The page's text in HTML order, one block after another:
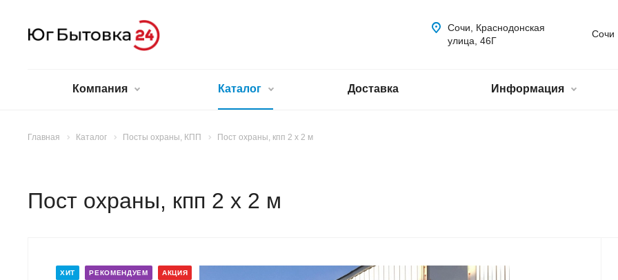
Сочи
Сочи, Краснодонская
улица, 46Г
Компания Каталог Доставка Информация
Главная Каталог Посты охраны, КПП Пост охраны, кпп 2 х 2 м
Пост охраны, кпп 2 х 2 м
ХИТ РЕКОМЕНДУЕМ АКЦИЯ